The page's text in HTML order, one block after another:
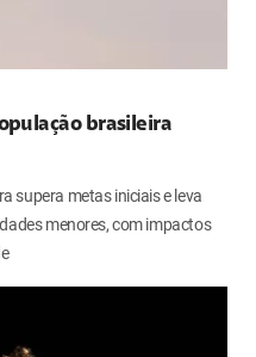
brasileira
supera metas iniciais e leva
menores, com impactos